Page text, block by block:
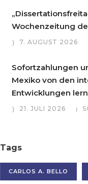
Wochenzeitung
7. AUGUST 2026
Sofortzahlungen
Mexiko von den
Entwicklungen
21. JULI 2026
Tags
CARLOS A. BELLO